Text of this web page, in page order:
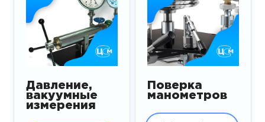
Давление,
вакуумные
измерения
Поверка
манометров